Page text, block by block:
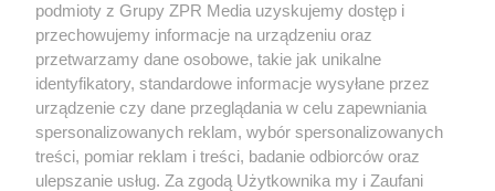
podmioty z Grupy ZPR Media uzyskujemy dostęp i
przechowujemy informacje na urządzeniu oraz
przetwarzamy dane osobowe, takie jak unikalne
identyfikatory, standardowe informacje wysyłane przez
urządzenie czy dane przeglądania w celu zapewniania
spersonalizowanych reklam, wybór spersonalizowanych
treści, pomiar reklam i treści, badanie odbiorców oraz
ulepszanie usług. Za zgodą Użytkownika my i Zaufani